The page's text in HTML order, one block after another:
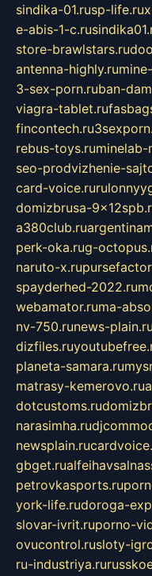
sindika-01.rusp-life.ru
e-abis-1-c.ru
store-brawlstars.ru
antenna-highly.ru
3-sex-porn.ruban-
viagra-tablet.ru
fincontech.ru
rebus-toys.ruminelab-
seo-prodvizhenie-
card-voice.ru
domizbrusa-
a380club.ru
perk-oka.rug-
naruto-x.ru
spayderhed-2022.ru
webamator.ruma-
nv-750.runews-plain.ru
dizfiles.ru
planeta-samara.ru
matrasy-kemerovo.ru
dotcustoms.ru
narasimha.ru
newsplain.ru
gbget.ru
petrovkasports.ru
york-life.rudoroga-
slovar-ivrit.ruporno-
ovucontrol.rusloty-
ru-industriya.ru